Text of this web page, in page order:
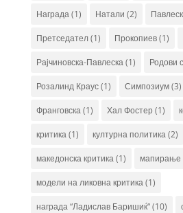
Награда(1) Натали (2)
Претседател(1) Прокопиев(1)
Рајчиновска-Павлеска(1) Родови
Розалинд Краус(1) Симпозиум(3)
Франговска(1) Хал Фостер (1)
критика(1) културна политика(2)
македонска критика(1) мапирање
модели на ликовна критика(1)
награда “Ладислав Баришиќ“(10)